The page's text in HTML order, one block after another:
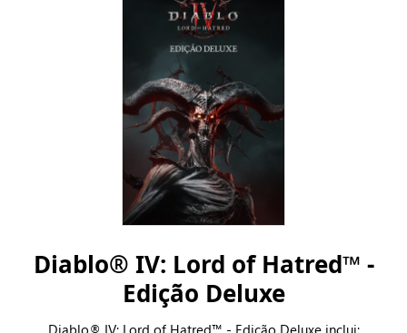
Diablo® IV: Lord of Hatred™ -
Edição Deluxe